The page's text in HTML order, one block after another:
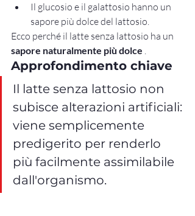
Il glucosio e il galattosio hanno un
sapore più dolce del lattosio.
Ecco perché il latte senza lattosio ha un
sapore naturalmente più dolce .
Approfondimento chiave
Il latte senza lattosio non
subisce alterazioni artificiali:
viene semplicemente
predigerito per renderlo
più facilmente assimilabile
dall'organismo.